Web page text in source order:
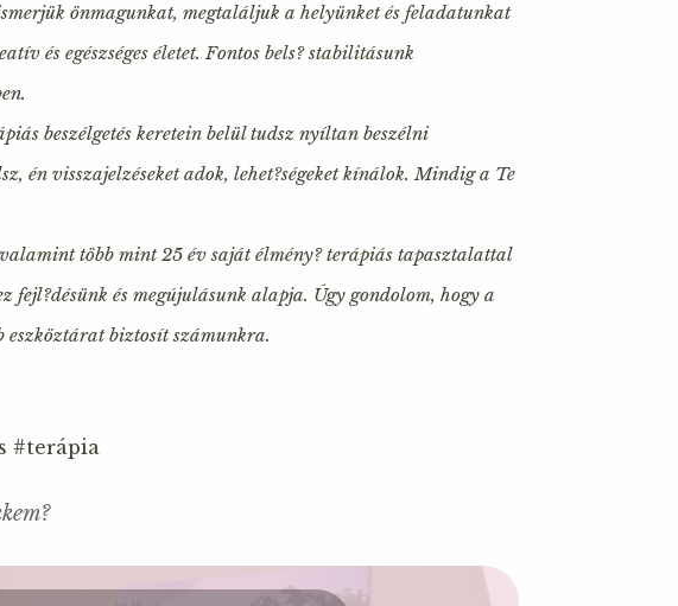
önmagunkat, megtaláljuk a helyünket és feladatunkat
és egészséges életet. Fontos bels? stabilitásunk
beszélgetés keretein belül tudsz nyíltan beszélni
én visszajelzéseket adok, lehet?ségeket kínálok. Mindig a Te
több mint 25 év saját élmény? terápiás tapasztalattal
és megújulásunk alapja. Úgy gondolom, hogy a
biztosít számunkra.
#terápia